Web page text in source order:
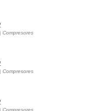
| Compresores
| Compresores
| Compresores